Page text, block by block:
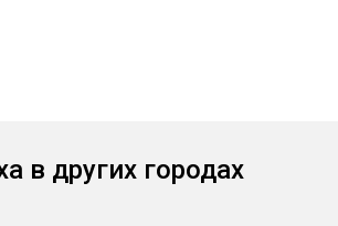
в других городах